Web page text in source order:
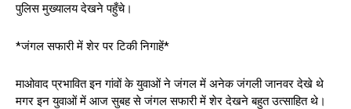
पुलिस मुख्यालय देखने पहुँचे।
*जंगल सफारी में शेर पर टिकी निगाहें*
माओवाद प्रभावित इन गांवों के युवाओं ने जंगल में अनेक जंगली जानवर देखे थे
मगर इन युवाओं में आज सुबह से जंगल सफारी में शेर देखने बहुत उत्साहित थे।